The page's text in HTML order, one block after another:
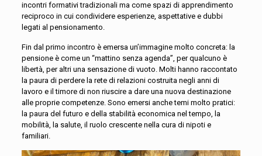
incontri formativi tradizionali ma come spazi di apprendimento
reciproco in cui condividere esperienze, aspettative e dubbi
legati al pensionamento.
Fin dal primo incontro è emersa un’immagine molto concreta: la
pensione è come un “mattino senza agenda”, per qualcuno è
libertà, per altri una sensazione di vuoto. Molti hanno raccontato
la paura di perdere la rete di relazioni costruita negli anni di
lavoro e il timore di non riuscire a dare una nuova destinazione
alle proprie competenze. Sono emersi anche temi molto pratici:
la paura del futuro e della stabilità economica nel tempo, la
mobilità, la salute, il ruolo crescente nella cura di nipoti e
familiari.